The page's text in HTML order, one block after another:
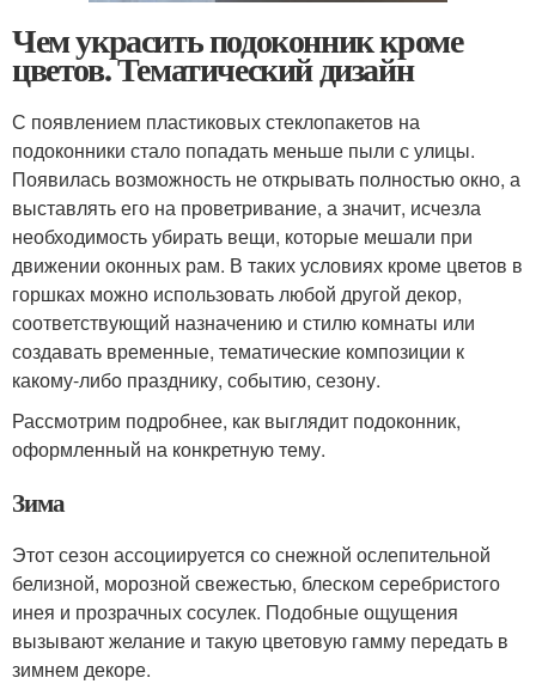
Чем украсить подоконник кроме
цветов. Тематический дизайн
С появлением пластиковых стеклопакетов на
подоконники стало попадать меньше пыли с улицы.
Появилась возможность не открывать полностью окно, а
выставлять его на проветривание, а значит, исчезла
необходимость убирать вещи, которые мешали при
движении оконных рам. В таких условиях кроме цветов в
горшках можно использовать любой другой декор,
соответствующий назначению и стилю комнаты или
создавать временные, тематические композиции к
какому-либо празднику, событию, сезону.
Рассмотрим подробнее, как выглядит подоконник,
оформленный на конкретную тему.
Зима
Этот сезон ассоциируется со снежной ослепительной
белизной, морозной свежестью, блеском серебристого
инея и прозрачных сосулек. Подобные ощущения
вызывают желание и такую цветовую гамму передать в
зимнем декоре.